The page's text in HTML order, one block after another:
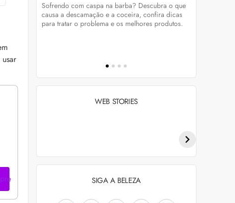
Sofrendo com caspa na barba? Descubra o que
causa a descamação e a coceira, confira dicas
para tratar o problema e os melhores produtos.
WEB STORIES
para 2026
SIGA A BELEZA